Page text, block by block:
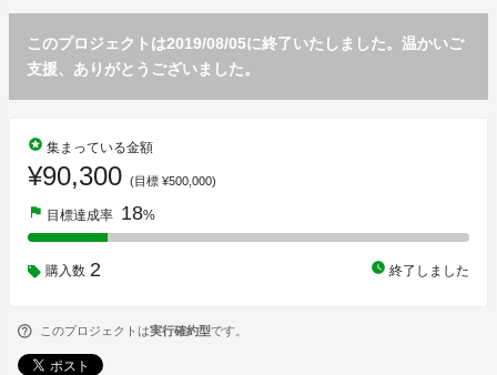
このプロジェクトは2019/08/05に終了いたしました。温かいご
支援、ありがとうございました。
stars 集まっている金額
¥90,300 (目標 ¥500,000)
flag 目標達成率 18%
購入数 2 watch_later 終了しました
このプロジェクトは実行確約型です。